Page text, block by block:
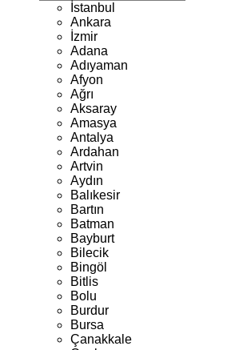
İstanbul
Ankara
İzmir
Adana
Adıyaman
Afyon
Ağrı
Aksaray
Amasya
Antalya
Ardahan
Artvin
Aydın
Balıkesir
Bartın
Batman
Bayburt
Bilecik
Bingöl
Bitlis
Bolu
Burdur
Bursa
Çanakkale